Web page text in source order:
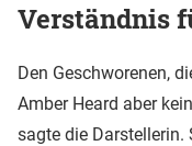
Verständnis
Den Geschworenen,
Amber Heard aber
sagte die Darstellerin.